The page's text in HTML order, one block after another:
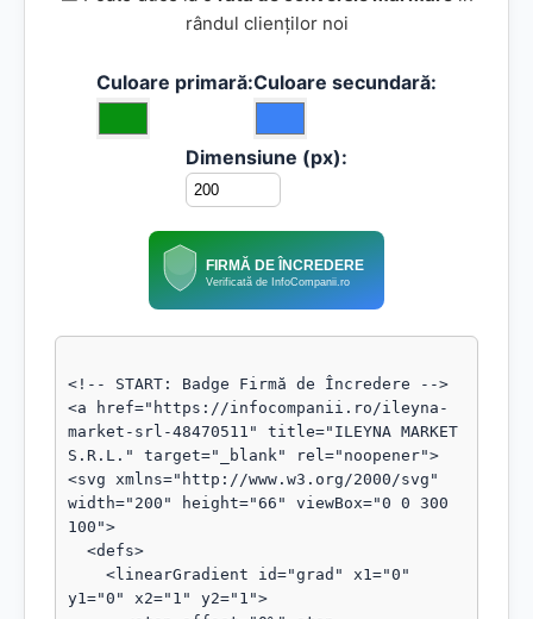
rândul clienților noi
Culoare primară:Culoare secundară:
Dimensiune (px):
FIRMĂ DE ÎNCREDERE
Verificată de InfoCompanii.ro
<!-- START: Badge Firmă de Încredere -->
<a href="https://infocompanii.ro/ileyna-
market-srl-48470511" title="ILEYNA MARKET
S.R.L." target="_blank" rel="noopener">
<svg xmlns="http://www.w3.org/2000/svg"
width="200" height="66" viewBox="0 0 300
100">
y1="0" x2="1" y2="1">